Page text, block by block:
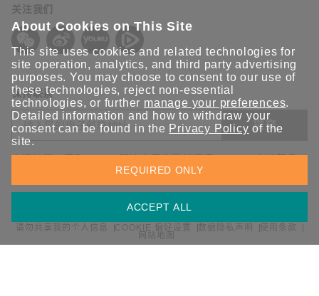
关注我们
保持联系
提交
欢迎注册，获取 Moxa 解决方案的最新资讯。Moxa 充分尊重
您的隐私，绝不会透露您的邮箱信息。
请勿共享我的个人信息 COOKIE 偏好设置 数据隐私声明 使用条款
网站地图
About Cookies on This Site
This site uses cookies and related technologies for
site operation, analytics, and third party advertising
purposes. You may choose to consent to our use of
these technologies, reject non-essential
technologies, or further manage your preferences.
Detailed information and how to withdraw your
consent can be found in the Privacy Policy of the
site.
ACCEPT ALL
REQUIRED ONLY